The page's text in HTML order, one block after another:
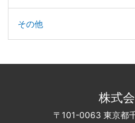
その他
株式
〒101-0063 東京都